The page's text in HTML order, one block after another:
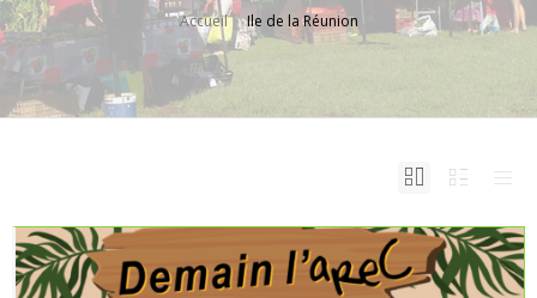
Accueil Ile de la Réunion